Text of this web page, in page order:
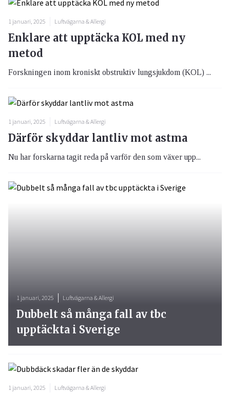
1 januari, 2025 Luftvägarna & Allergi
Enklare att upptäcka KOL med ny
metod
Forskningen inom kroniskt obstruktiv lungsjukdom (KOL) ...
1 januari, 2025 Luftvägarna & Allergi
Därför skyddar lantliv mot astma
Nu har forskarna tagit reda på varför den som växer upp...
1 januari, 2025 Luftvägarna & Allergi
Dubbelt så många fall av tbc
upptäckta i Sverige
1 januari, 2025 Luftvägarna & Allergi